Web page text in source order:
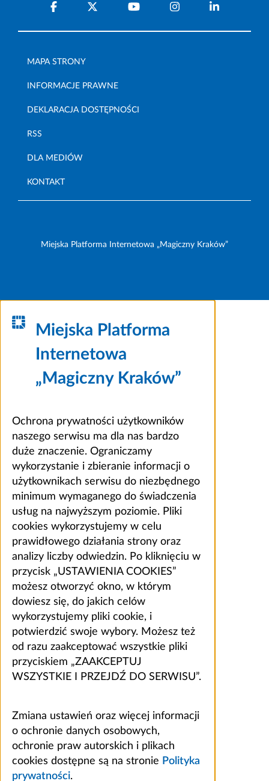
MAPA STRONY
INFORMACJE PRAWNE
DEKLARACJA DOSTĘPNOŚCI
RSS
DLA MEDIÓW
KONTAKT
Miejska Platforma Internetowa „Magiczny Kraków”
Miejska Platforma
Internetowa
„Magiczny Kraków”
Ochrona prywatności użytkowników
naszego serwisu ma dla nas bardzo
duże znaczenie. Ograniczamy
wykorzystanie i zbieranie informacji o
użytkownikach serwisu do niezbędnego
minimum wymaganego do świadczenia
usług na najwyższym poziomie. Pliki
cookies wykorzystujemy w celu
prawidłowego działania strony oraz
analizy liczby odwiedzin. Po kliknięciu w
przycisk „USTAWIENIA COOKIES”
możesz otworzyć okno, w którym
dowiesz się, do jakich celów
wykorzystujemy pliki cookie, i
potwierdzić swoje wybory. Możesz też
od razu zaakceptować wszystkie pliki
przyciskiem „ZAAKCEPTUJ
WSZYSTKIE I PRZEJDŹ DO SERWISU”.
Zmiana ustawień oraz więcej informacji
o ochronie danych osobowych,
ochronie praw autorskich i plikach
cookies dostępne są na stronie Polityka
prywatności.